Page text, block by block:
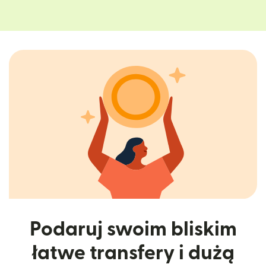
Podaruj swoim bliskim
łatwe transfery i dużą